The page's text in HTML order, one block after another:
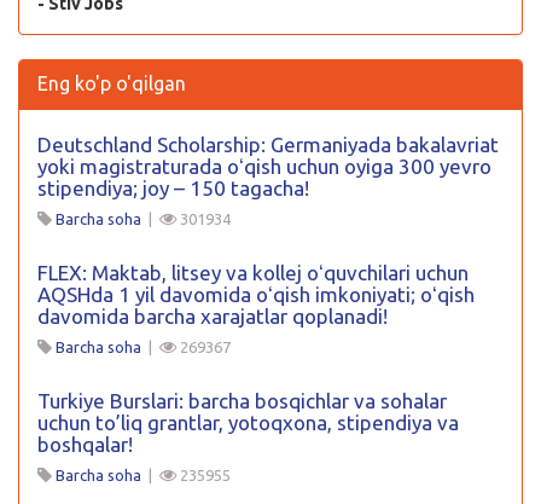
Eng ko'p o'qilgan
Deutschland Scholarship: Germaniyada bakalavriat
yoki magistraturada oʻqish uchun oyiga 300 yevro
stipendiya; joy – 150 tagacha!
Barcha soha | 301934
FLEX: Maktab, litsey va kollej oʻquvchilari uchun
AQSHda 1 yil davomida oʻqish imkoniyati; oʻqish
davomida barcha xarajatlar qoplanadi!
Barcha soha | 269367
Turkiye Burslari: barcha bosqichlar va sohalar
uchun to’liq grantlar, yotoqxona, stipendiya va
boshqalar!
Barcha soha | 235955